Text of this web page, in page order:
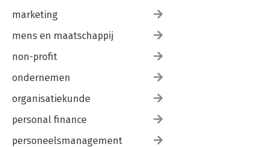
marketing
mens en maatschappij
non-profit
ondernemen
organisatiekunde
personal finance
personeelsmanagement